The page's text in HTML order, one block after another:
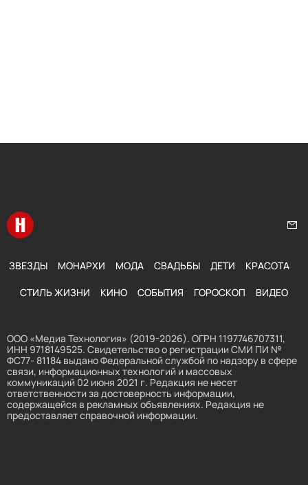
Перейти на главную
ЗВЕЗДЫ МОНАРХИ МОДА СВАДЬБЫ ДЕТИ КРАСОТА
СТИЛЬ ЖИЗНИ КИНО СОБЫТИЯ ГОРОСКОП ВИДЕО
ООО «Медиа Технология» (2019-2026). ОГРН 1197746707311,
ИНН 9718149525. Свидетельство о регистрации СМИ ПИ №
ФС77- 81184 выдано Федеральной службой по надзору в сфере
связи, информационных технологий и массовых
коммуникаций 02 июня 2021 г. Редакция не несет
ответственности за достоверность информации,
содержащейся в рекламных объявлениях. Редакция не
предоставляет справочной информации.